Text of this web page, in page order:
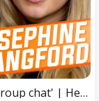
'I'm guilty of not replying to the After group chat' | Hero Fiennes Tiffin & Josephine Langford